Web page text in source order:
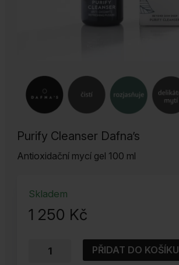
Purify Cleanser Dafna’s
Antioxidační mycí gel 100 ml
Skladem
1 250 Kč
Antioxidační
PŘIDAT DO KOŠÍKU